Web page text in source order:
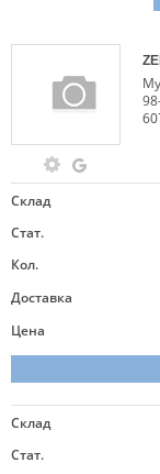
Склад
Стат.
Кол.
Доставка
Цена
Склад
Стат.